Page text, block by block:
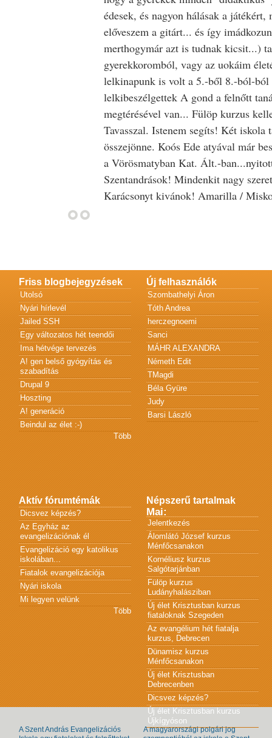
édesek, és nagyon hálásak a játékért,
előveszem a gitárt... és így
merthogymár azt is tudnak kicsit...)
gyerekkoromból, vagy az uokáim
lelkinapunk is volt a 5.-ből 8.-ból-ból
lelkibeszélgettek A gond a felnőtt
megtérésével van... Fülöp kurzus
Tavasszal. Istenem segíts! Két iskola
összejönne. Koós Ede atyával már
a Vörösmatyban Kat. Ált.-
Szentandrások! Mindenkit nagy
Karácsonyt kivánok! Amarilla /
Friss blogbejegyzések
Utolsó
Nyári hírlevél
Jailed SSH
Egy változatos hét teendői
Ima hétvége tervezés
A! gen belső gyógyítás és
szabadítás
Drupal 9
Hoszting
A! generáció
Beindul az élet :-)
Több
Új felhasználók
Szombathelyi Áron
Tóth Andrea
herczegnoemi
Sanci
MÁHR ALEXANDRA
Németh Edit
TMagdi
Béla Gyüre
Judy
Barsi László
Aktív fórumtémák
Dicsvez képzés?
Az Egyház az
evangelizációnak él
Evangelizáció egy katolikus
iskolában...
Fiatalok evangelizációja
Nyári iskola
Mi legyen velünk
Több
Népszerű tartalmak
Mai:
Jelentkezés
Álomlátó József kurzus
Ménfőcsanakon
Kornéliusz kurzus
Salgótarjánban
Fülöp kurzus
Ludányhalásziban
Új élet Krisztusban kurzus
fiataloknak Szegeden
Az evangélium hét fiatalja
kurzus, Debrecen
Dünamisz kurzus
Ménfőcsanakon
Új élet Krisztusban
Debrecenben
Dicsvez képzés?
Új élet Krisztusban kurzus
Újkígyóson
A Szent András Evangelizációs
A magyarországi polgári jog